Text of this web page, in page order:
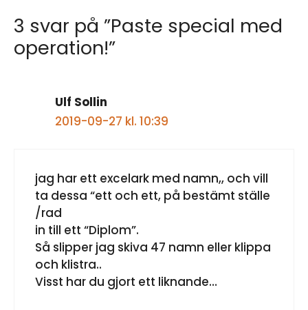
3 svar på ”Paste special med
operation!”
Ulf Sollin
2019-09-27 kl. 10:39
jag har ett excelark med namn,, och vill
ta dessa “ett och ett, på bestämt ställe
/rad
in till ett “Diplom”.
Så slipper jag skiva 47 namn eller klippa
och klistra..
Visst har du gjort ett liknande…